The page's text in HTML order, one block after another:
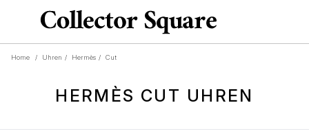
Home / Uhren / Hermès / Cut
HERMÈS CUT UHREN